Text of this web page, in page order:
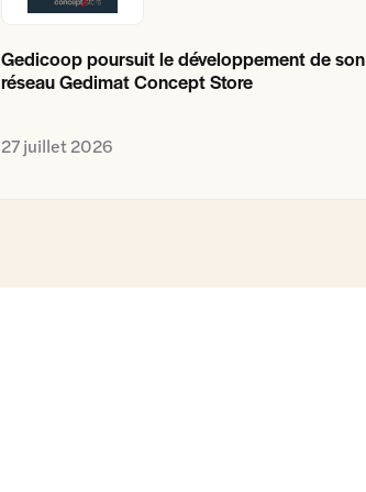
Gedicoop poursuit le développement de son
réseau Gedimat Concept Store
27 juillet 2026